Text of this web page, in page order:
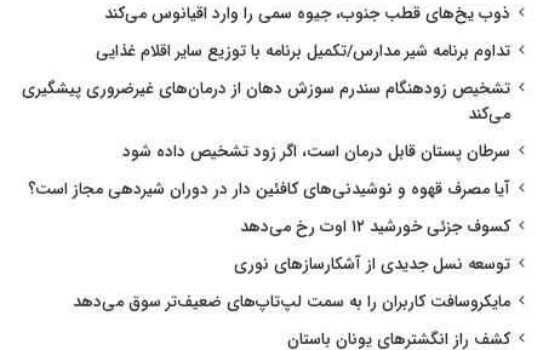
ذوب یخ‌های قطب جنوب، جیوه سمی را وارد اقیانوس می‌کند
تداوم برنامه شیر مدارس/تکمیل برنامه با توزیع سایر اقلام غذایی
تشخیص زودهنگام سندرم سوزش دهان از درمان‌های غیرضروری پیشگیری
می‌کند
سرطان پستان قابل درمان است، اگر زود تشخیص داده شود
آیا مصرف قهوه و نوشیدنی‌های کافئین دار در دوران شیردهی مجاز است؟
کسوف جزئی خورشید ۱۲ اوت رخ می‌دهد
توسعه نسل جدیدی از آشکارسازهای نوری
مایکروسافت کاربران را به سمت لپ‌تاپ‌های ضعیف‌تر سوق می‌دهد
کشف راز انگشترهای یونان باستان